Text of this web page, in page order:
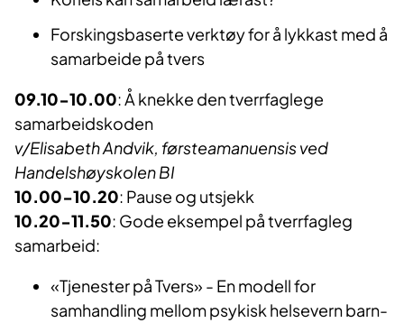
Forskingsbaserte verktøy for å lykkast med å
samarbeide på tvers
09.10-10.00: Å knekke den tverrfaglege
samarbeidskoden
v/Elisabeth Andvik, førsteamanuensis ved
Handelshøyskolen BI
10.00-10.20: Pause og utsjekk
10.20-11.50: Gode eksempel på tverrfagleg
samarbeid:
«Tjenester på Tvers» - En modell for
samhandling mellom psykisk helsevern barn-